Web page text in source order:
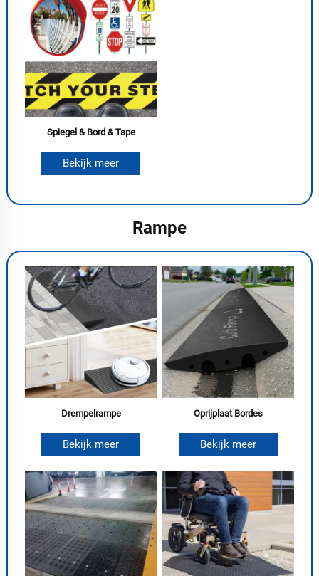
Spiegel & Bord & Tape
Bekijk meer
Rampe
Drempelrampe
Bekijk meer
Oprijplaat Bordes
Bekijk meer